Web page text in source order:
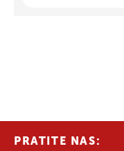
PRATITE NAS: